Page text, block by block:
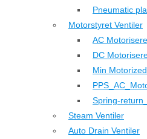
Pneumatic
Motorstyret Ventiler
AC
DC
Min
Spring-
Steam Ventiler
Auto Drain Ventiler